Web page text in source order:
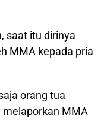
saat itu dirinya
MMA kepada pria
orang tua
melaporkan MMA